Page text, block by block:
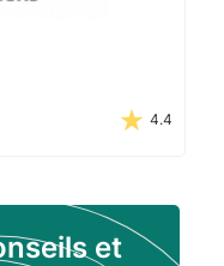
4.4
et